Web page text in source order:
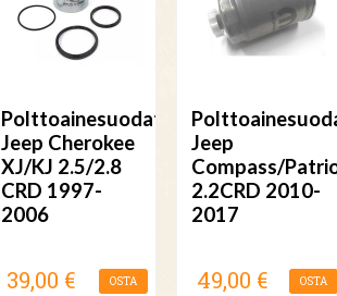
Polttoainesuodatin
Jeep Cherokee
XJ/KJ 2.5/2.8
CRD 1997-
2006
39,00 € OSTA
Jeep
Compass/
2.2CRD 2010-
2017
49,00 € OSTA